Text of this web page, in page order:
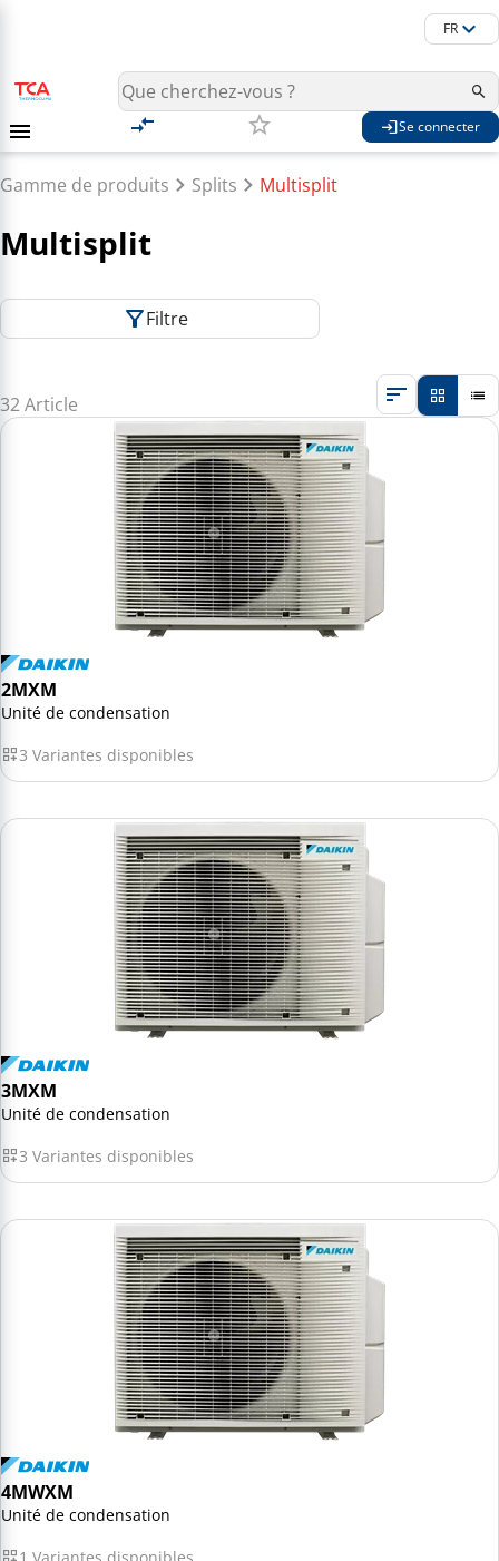
FR
Se connecter
Gamme de produits Splits Multisplit
Multisplit
Filtre
32 Article
2MXM
Unité de condensation
3 Variantes disponibles
3MXM
Unité de condensation
3 Variantes disponibles
4MWXM
Unité de condensation